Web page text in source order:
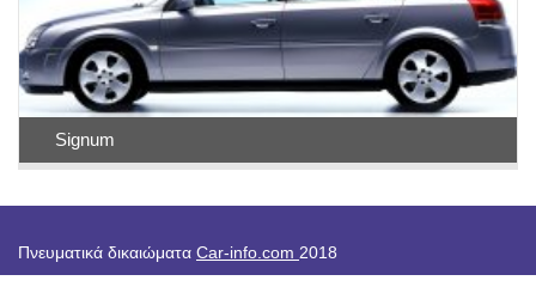
Signum
Πνευματικά δικαιώματα Car-info.com 2018